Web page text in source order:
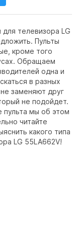
телевизора LG
Пульты
кроме того
Обращаем
одна и
в разных
заменяют друг
не подойдет.
пульта мы об этом
читайте
какого типа
LG 55LA662V!